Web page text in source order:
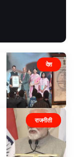
देश
राजनीती